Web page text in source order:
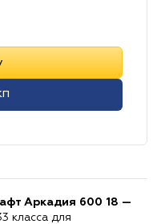
Аркадия 600 18 —
класса для